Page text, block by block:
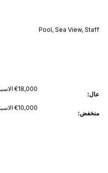
Pool, Sea View, Staff
عال:
€18,000 الاسبق
منخفض:
€10,000 الاسبق